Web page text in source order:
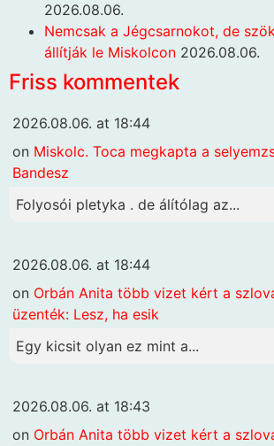
2026.08.06.
Nemcsak a Jégcsarnokot, de
állítják le Miskolcon 2026.08.06.
Friss kommentek
2026.08.06. at 18:44
on Miskolc. Toca megkapta a
Bandesz
Folyosói pletyka . de álítólag az...
2026.08.06. at 18:44
on Orbán Anita több vizet kért a
üzenték: Lesz, ha esik
Egy kicsit olyan ez mint a...
2026.08.06. at 18:43
on Orbán Anita több vizet kért a